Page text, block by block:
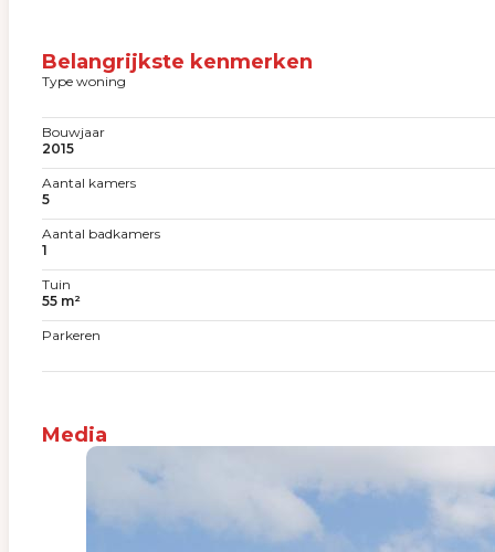
Belangrijkste kenmerken
Type woning
Bouwjaar
2015
Aantal kamers
5
Aantal badkamers
1
Tuin
55 m²
Parkeren
Media